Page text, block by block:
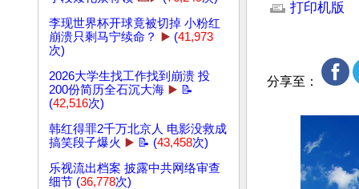
李现世界杯开球竟被切掉 小粉红
崩溃只剩马宁续命？
▶️ (41,973
次)
2026大学生找工作找到崩溃 投
200份简历全石沉大海 ▶️ 📝
(42,516次)
韩红得罪2千万北京人 电影没救成
搞笑段子爆火 ▶️ 📝 (43,458次)
乐视流出档案 披露中共网络审查
细节 (36,778次)
打印机版
分享至：